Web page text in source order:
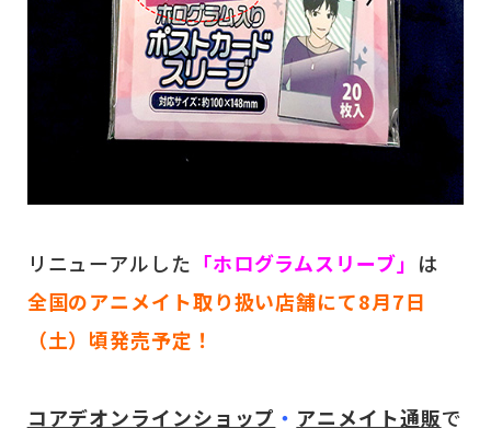
リニューアルした 「ホログラムスリーブ」 は
全国のアニメイト取り扱い店舗にて8月7日
（土）頃発売予定！
コアデオンラインショップ ・ アニメイト通販で